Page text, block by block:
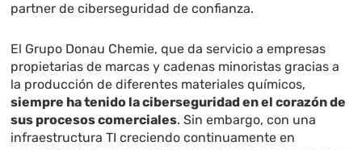
partner de ciberseguridad de confianza.
El Grupo Donau Chemie, que da servicio a empresas
propietarias de marcas y cadenas minoristas gracias a
la producción de diferentes materiales químicos,
siempre ha tenido la ciberseguridad en el corazón de
sus procesos comerciales. Sin embargo, con una
infraestructura TI creciendo continuamente en